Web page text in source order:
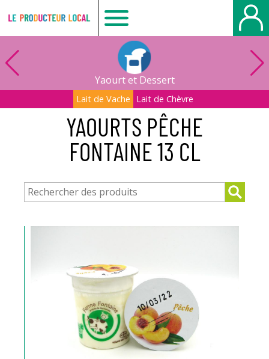
Le
producteur
local
Bois
Guillaume
Yaourt et Dessert
Lait de Vache Lait de Chèvre
YAOURTS PÊCHE
FONTAINE 13 CL